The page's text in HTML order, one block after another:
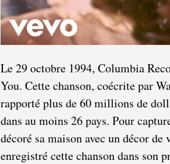
Le 29 octobre 1994, Columbia
You. Cette chanson, coécrite par
rapporté plus de 60 millions de
dans au moins 26 pays. Pour
décoré sa maison avec un décor de
enregistré cette chanson dans son